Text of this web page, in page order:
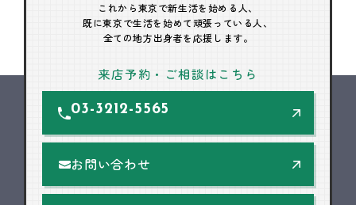
これから東京で新生活を始める人、
既に東京で生活を始めて頑張っている人、
全ての地方出身者を応援します。
来店予約・ご相談はこちら
03-3212-5565
お問い合わせ